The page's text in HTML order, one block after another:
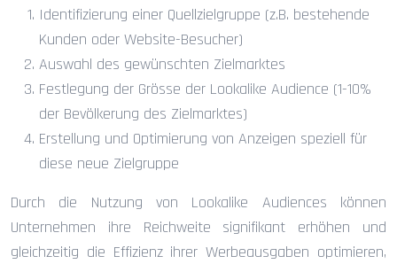
Identifizierung einer Quellzielgruppe (z.B. bestehende
Kunden oder Website-Besucher)
Auswahl des gewünschten Zielmarktes
Festlegung der Grösse der Lookalike Audience (1-10%
der Bevölkerung des Zielmarktes)
Erstellung und Optimierung von Anzeigen speziell für
diese neue Zielgruppe
Durch die Nutzung von Lookalike Audiences können
Unternehmen ihre Reichweite signifikant erhöhen und
gleichzeitig die Effizienz ihrer Werbeausgaben optimieren,